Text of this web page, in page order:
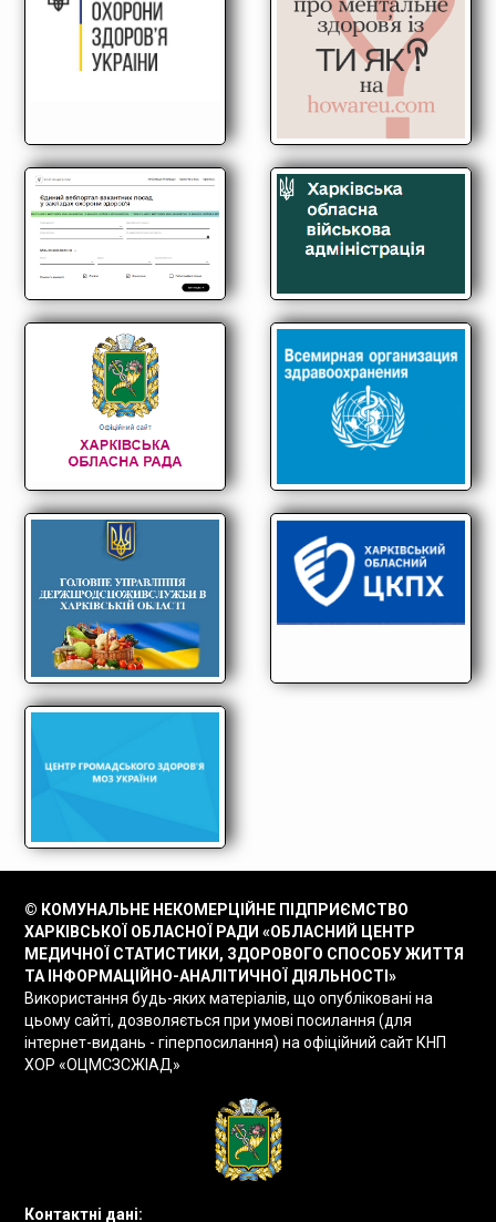
© КОМУНАЛЬНЕ НЕКОМЕРЦІЙНЕ ПІДПРИЄМСТВО
ХАРКІВСЬКОЇ ОБЛАСНОЇ РАДИ «ОБЛАСНИЙ ЦЕНТР
МЕДИЧНОЇ СТАТИСТИКИ, ЗДОРОВОГО СПОСОБУ ЖИТТЯ
ТА ІНФОРМАЦІЙНО-АНАЛІТИЧНОЇ ДІЯЛЬНОСТІ»
Використання будь-яких матеріалів, що опубліковані на
цьому сайті, дозволяється при умові посилання (для
інтернет-видань - гіперпосилання) на офіційний сайт КНП
ХОР «ОЦМСЗСЖІАД»
Контактні дані: